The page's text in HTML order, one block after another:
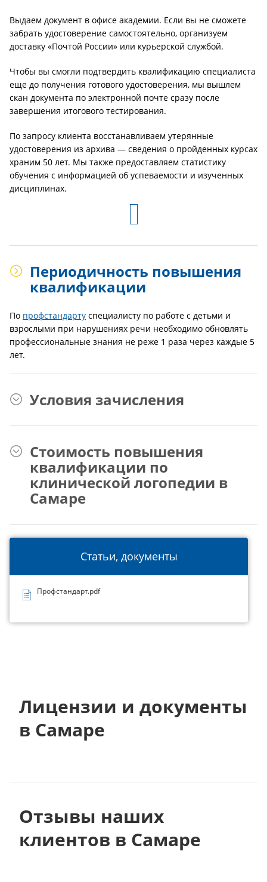
Статьи, документы
Профстандарт.pdf
Выдаем документ в офисе академии. Если вы не сможете
забрать удостоверение самостоятельно, организуем
доставку «Почтой России» или курьерской службой.
Чтобы вы смогли подтвердить квалификацию специалиста
еще до получения готового удостоверения, мы вышлем
скан документа по электронной почте сразу после
завершения итогового тестирования.
По запросу клиента восстанавливаем утерянные
удостоверения из архива — сведения о пройденных курсах
храним 50 лет. Мы также предоставляем статистику
обучения с информацией об успеваемости и изученных
дисциплинах.
Периодичность повышения
квалификации
По профстандарту специалисту по работе с детьми и
взрослыми при нарушениях речи необходимо обновлять
профессиональные знания не реже 1 раза через каждые 5
лет.
Условия зачисления
Стоимость повышения
квалификации по
клинической логопедии в
Самаре
Лицензии и документы
в Самаре
Отзывы наших
клиентов в Самаре